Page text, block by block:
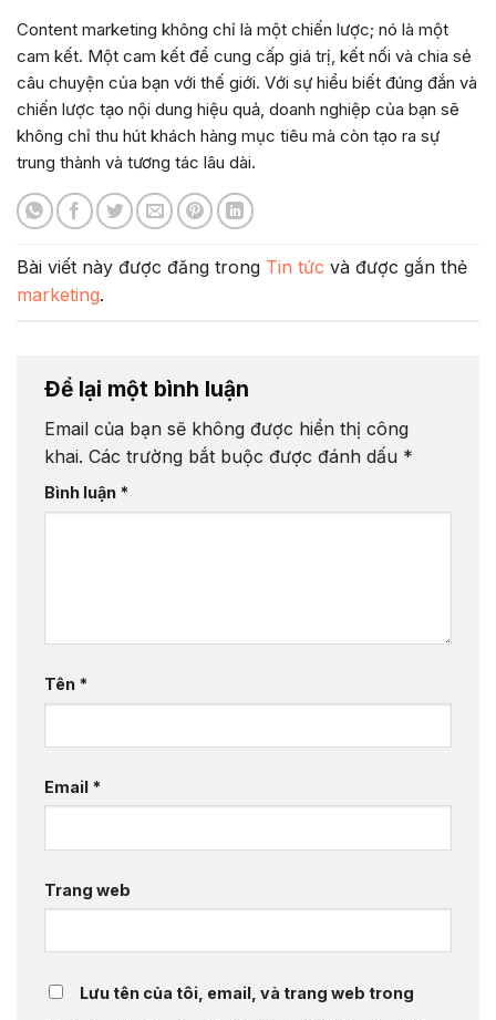
Content marketing không chỉ là một chiến lược; nó là một
cam kết. Một cam kết để cung cấp giá trị, kết nối và chia sẻ
câu chuyện của bạn với thế giới. Với sự hiểu biết đúng đắn và
chiến lược tạo nội dung hiệu quả, doanh nghiệp của bạn sẽ
không chỉ thu hút khách hàng mục tiêu mà còn tạo ra sự
trung thành và tương tác lâu dài.
Bài viết này được đăng trong Tin tức và được gắn thẻ
marketing.
Để lại một bình luận
Email của bạn sẽ không được hiển thị công
khai. Các trường bắt buộc được đánh dấu *
Bình luận *
Tên *
Email *
Trang web
Lưu tên của tôi, email, và trang web trong